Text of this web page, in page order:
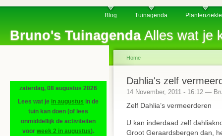
Bruno's TuinagendaAlles wat je
Blog Tuinagenda
zaterdag, 08 augustus 2026
Lees wat je in augustus in de
tuin kan doen (of lees
onmiddellijk de activiteiten
voor week 2 in augustus).
Home
Dahlia's zelf
14 November, 2011 - 16:12 —
Zelf Dahlia’s vermeerderen
U kan inderdaad zelf
Groot Geraardsbergen dan,